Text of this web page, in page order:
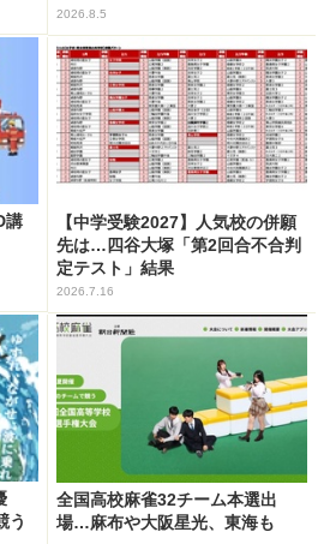
2026.8.5
講
【中学受験2027】人気校の併願
先は…四谷大塚「第2回合不合判
定テスト」結果
2026.7.16
う
全国高校麻雀32チーム本選出
場…麻布や大阪星光、東海も